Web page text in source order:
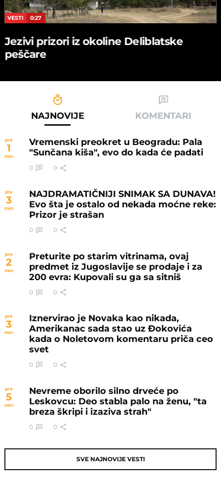
VESTI 0:27
Jezivi prizori iz okoline Deliblatske
peščare
NAJNOVIJE KOMENTARI
pre
1
min
Vremenski preokret u Beogradu: Pala
"Sunčana kiša", evo do kada će padati
0 0
pre
3
min
NAJDRAMATIČNIJI SNIMAK SA DUNAVA!
Evo šta je ostalo od nekada moćne reke:
Prizor je strašan
0 0
pre
2
min
Preturite po starim vitrinama, ovaj
predmet iz Jugoslavije se prodaje i za
200 evra: Kupovali su ga sa sitniš
0 0
pre
3
min
Iznervirao je Novaka kao nikada,
Amerikanac sada stao uz Đokovića
kada o Noletovom komentaru priča ceo
svet
0 0
pre
5
min
Nevreme oborilo silno drveće po
Leskovcu: Deo stabla palo na ženu, "ta
breza škripi i izaziva strah"
0 0
SVE NAJNOVIJE VESTI